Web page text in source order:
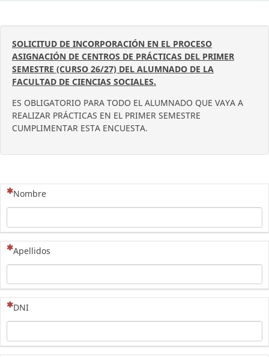
SOLICITUD DE INCORPORACIÓN EN EL PROCESO
ASIGNACIÓN DE CENTROS DE PRÁCTICAS DEL PRIMER
SEMESTRE (CURSO 26/27) DEL ALUMNADO DE LA
FACULTAD DE CIENCIAS SOCIALES.
ES OBLIGATORIO PARA TODO EL ALUMNADO QUE VAYA A
REALIZAR PRÁCTICAS EN EL PRIMER SEMESTRE
CUMPLIMENTAR ESTA ENCUESTA.
(Esta pregunta es obligatoria)
Nombre
(Esta pregunta es obligatoria)
Apellidos
(Esta pregunta es obligatoria)
DNI